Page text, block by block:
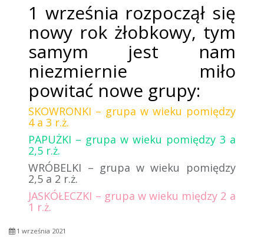
1 września rozpoczął się
nowy rok żłobkowy, tym
samym jest nam
niezmiernie miło
powitać nowe grupy:
SKOWRONKI – grupa w wieku pomiędzy
4 a 3 r.ż.
PAPUŻKI – grupa w wieku pomiędzy 3 a
2,5 r.ż.
WRÓBELKI – grupa w wieku pomiędzy
2,5 a 2 r.ż.
JASKÓŁECZKI – grupa w wieku między 2 a
1 r.ż.
1 września 2021